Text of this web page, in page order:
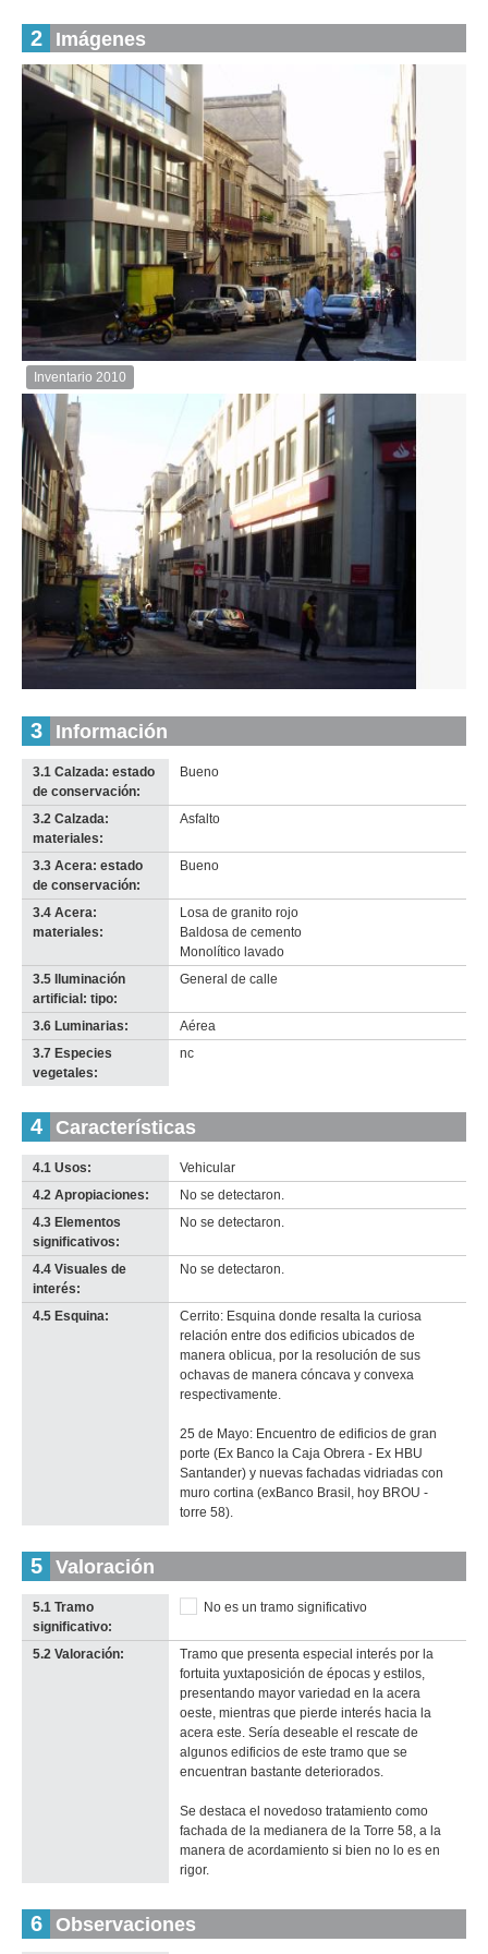
2 Imágenes
Inventario
2010
Descargar
imagen
original
Inventario 2010
Inventario 2010
Treinta Y Tres (TT 3)
Inventario 2010
Treinta Y Tres (TT 3)
Anterior Pausa Siguiente
Inventario
2010
Descargar
imagen
original
3 Información
3.1 Calzada: estado
de conservación:
Bueno
3.2 Calzada:
materiales:
Asfalto
3.3 Acera: estado
de conservación:
Bueno
3.4 Acera:
materiales:
Losa de granito rojo
Baldosa de cemento
Monolítico lavado
3.5 Iluminación
artificial: tipo:
General de calle
3.6 Luminarias:
Aérea
3.7 Especies
vegetales:
nc
4 Características
4.1 Usos:
Vehicular
4.2 Apropiaciones:
No se detectaron.
4.3 Elementos
significativos:
No se detectaron.
4.4 Visuales de
interés:
No se detectaron.
4.5 Esquina:
Cerrito: Esquina donde resalta la curiosa
relación entre dos edificios ubicados de
manera oblicua, por la resolución de sus
ochavas de manera cóncava y convexa
respectivamente.
25 de Mayo: Encuentro de edificios de gran
porte (Ex Banco la Caja Obrera - Ex HBU
Santander) y nuevas fachadas vidriadas con
muro cortina (exBanco Brasil, hoy BROU -
torre 58).
5 Valoración
5.1 Tramo
significativo:
No es un tramo significativo
5.2 Valoración:
Tramo que presenta especial interés por la
fortuita yuxtaposición de épocas y estilos,
presentando mayor variedad en la acera
oeste, mientras que pierde interés hacia la
acera este. Sería deseable el rescate de
algunos edificios de este tramo que se
encuentran bastante deteriorados.
Se destaca el novedoso tratamiento como
fachada de la medianera de la Torre 58, a la
manera de acordamiento si bien no lo es en
rigor.
6 Observaciones